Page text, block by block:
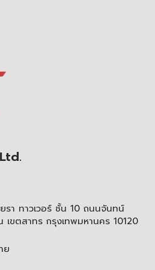
รา ทาวเวอร์ ชั้น 10 ถนนจันทน์
เขตสาทร กรุงเทพมหานคร 10120
ย